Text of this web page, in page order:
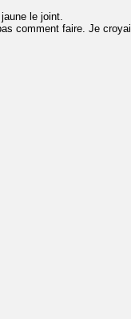
le joint.
comment faire. Je